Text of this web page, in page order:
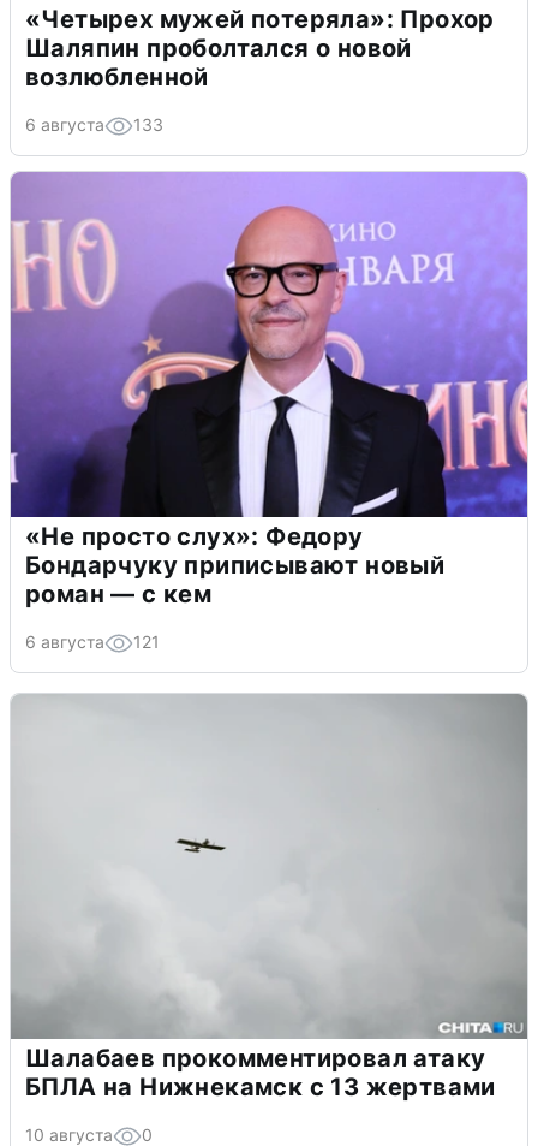
«Четырех мужей потеряла»: Прохор
Шаляпин проболтался о новой
возлюбленной
6 августа 133
«Не просто слух»: Федору
Бондарчуку приписывают новый
роман — с кем
6 августа 121
Шалабаев прокомментировал атаку
БПЛА на Нижнекамск с 13 жертвами
10 августа 0